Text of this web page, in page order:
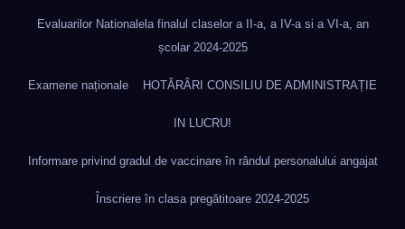
Evaluarilor Nationalela finalul claselor a II-a, a IV-a si a VI-a, an
școlar 2024-2025
Examene naționale HOTĂRÂRI CONSILIU DE ADMINISTRAȚIE
IN LUCRU!
Informare privind gradul de vaccinare în rândul personalului angajat
Înscriere în clasa pregătitoare 2024-2025